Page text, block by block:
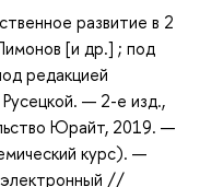
развитие в 2
[и др.] ; под
редакцией
— 2-е изд.,
Юрайт, 2019. —
курс). —
//